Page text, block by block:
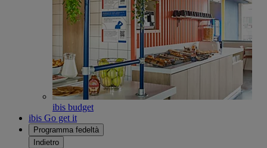
ibis budget
ibis Go get it
Programma fedeltà
Indietro